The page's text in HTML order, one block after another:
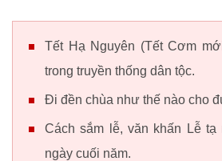
Tết Hạ Nguyên (Tết Cơm
trong truyền thống dân tộc.
Đi đền chùa như thế nào cho
Cách sắm lễ, văn khấn Lễ tạ
ngày cuối năm.